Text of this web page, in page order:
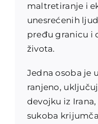
maltretiranje i
unesrećenih
pređu granicu i
života.
Jedna osoba je
ranjeno,
devojku iz
sukoba